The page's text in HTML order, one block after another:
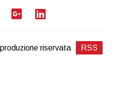
riservata RSS